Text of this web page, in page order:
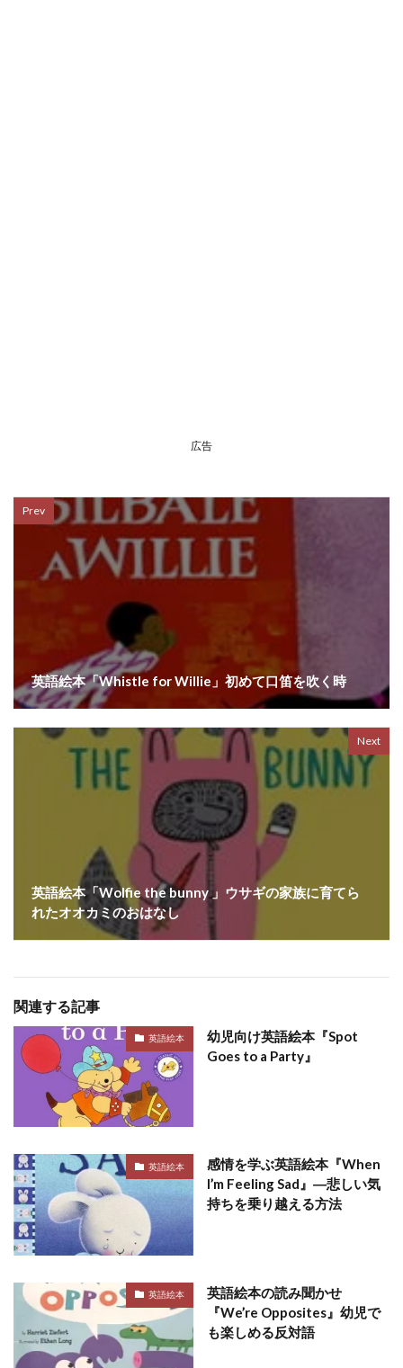
広告
Prev
英語絵本「Whistle for Willie」初めて口笛を吹く時
Next
英語絵本「Wolfie the bunny 」ウサギの家族に育てら
れたオオカミのおはなし
関連する記事
英語絵本
幼児向け英語絵本『Spot
Goes to a Party』
英語絵本
感情を学ぶ英語絵本『When
I’m Feeling Sad』―悲しい気
持ちを乗り越える方法
英語絵本
英語絵本の読み聞かせ
『We’re Opposites』幼児で
も楽しめる反対語